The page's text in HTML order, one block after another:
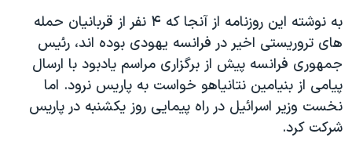
اسرائیل در جنگ
نرگس محمدی برنده جایزه نوبل صلح
همایش محافظه‌کاران آمریکا «سی‌پک»
صفحه‌های ویژه
سفر پرزیدنت ترامپ به چین
به نوشته این روزنامه از آنجا که ۴ نفر از قربانيان حمله
های تروريستی اخير در فرانسه يهودی بوده اند، رئيس
جمهوری فرانسه پيش از برگزاری مراسم يادبود با ارسال
پيامی از بنيامين نتانياهو خواست به پاريس نرود. اما
نخست وزیر اسرائیل در راه پیمایی روز یکشنبه در پاریس
شرکت کرد.